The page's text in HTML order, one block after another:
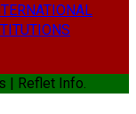
| Reflet Info.